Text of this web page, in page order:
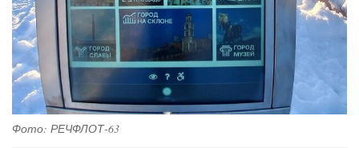
Фото: РЕЧФЛОТ-63